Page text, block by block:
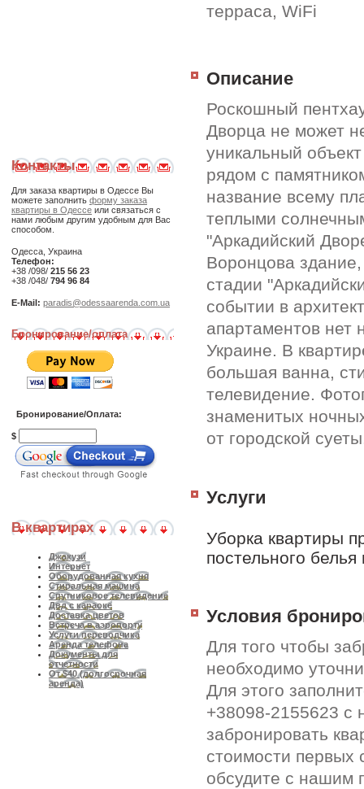
Контакты
Для заказа квартиры в Одессе Вы
можете заполнить форму заказа
квартиры в Одессе или связаться с
нами любым другим удобным для Вас
способом.
Одесса, Украина
Телефон:
+38 /098/ 215 56 23
+38 /048/ 794 96 84
E-Mail: paradis@odessaarenda.com.ua
Бронирование/оплата
Бронирование/Оплата:
$
В квартирах
Джакузи
Интернет
Оборудованная кухня
Стиральная машина
Спутниковое телевидение
Двд с караоке
Доставка цветов
Встреча в аэропорту
Услуги переводчика
Аренда телефона
Документы для
отчетности
От $40 (долгосрочная
аренда)
терраса, WiFi
Описание
Роскошный
Дворца не может
уникальный
рядом с
название всему
теплыми
"Аркадийский
Воронцова
стадии
событии в
апартаментов нет
Украине. В
большая ванна,
телевидение.
знаменитых
от городской
Услуги
Уборка квартиры
постельного
Условия
Для того чтобы
необходимо
Для этого
+38098-2155623 с
забронировать
стоимости первых
обсудите с нашим